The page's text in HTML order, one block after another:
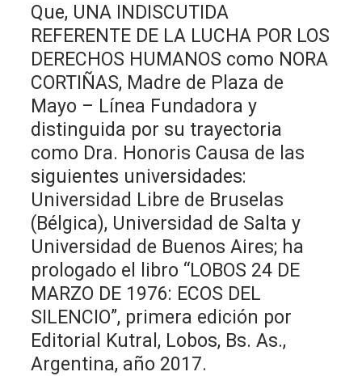
Que, UNA INDISCUTIDA
REFERENTE DE LA LUCHA POR LOS
DERECHOS HUMANOS como NORA
CORTIÑAS, Madre de Plaza de
Mayo – Línea Fundadora y
distinguida por su trayectoria
como Dra. Honoris Causa de las
siguientes universidades:
Universidad Libre de Bruselas
(Bélgica), Universidad de Salta y
Universidad de Buenos Aires; ha
prologado el libro “LOBOS 24 DE
MARZO DE 1976: ECOS DEL
SILENCIO”, primera edición por
Editorial Kutral, Lobos, Bs. As.,
Argentina, año 2017.